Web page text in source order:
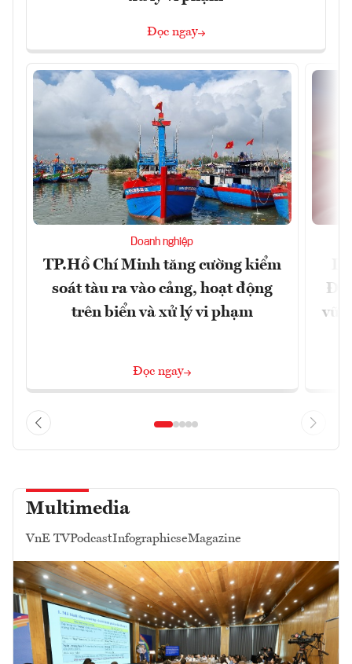
Đọc ngay
Doanh nghiệp
TP.Hồ Chí Minh tăng cường kiểm
soát tàu ra vào cảng, hoạt động
trên biển và xử lý vi phạm
Đọc ngay
Multimedia
VnE TVPodcastInfographicseMagazine